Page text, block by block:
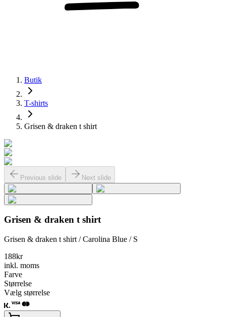
Butik
T-shirts
Grisen & draken t shirt
Previous slide Next slide
Grisen & draken t shirt
Grisen & draken t shirt / Carolina Blue / S
188kr
inkl. moms
Farve
Størrelse
Vælg størrelse